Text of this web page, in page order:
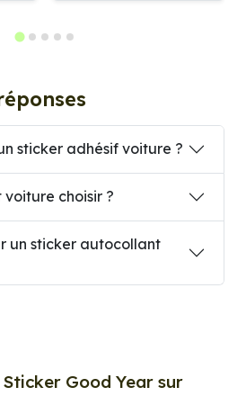
sticker adhésif voiture ?
choisir ?
un sticker autocollant
Good Year sur